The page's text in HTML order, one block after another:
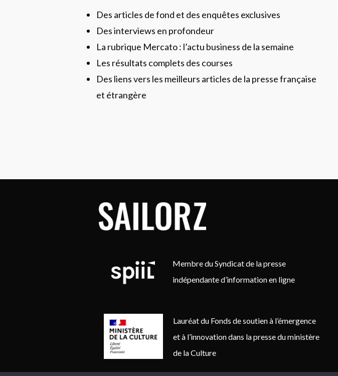
Des articles de fond et des enquêtes exclusives
Des interviews en profondeur
La rubrique Mercato : l’actu business de la semaine
Les résultats complets des courses
Des liens vers les meilleurs articles de la presse française
et étrangère
Membre du Syndicat de la presse
indépendante d’information en ligne
Lauréat du Fonds de soutien à l’émergence
et à l’innovation dans la presse du ministère
de la Culture